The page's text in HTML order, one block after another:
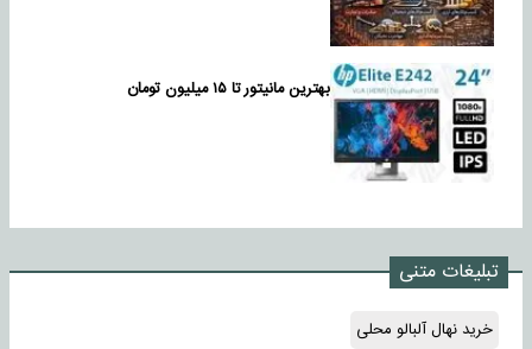
بهترین مانیتور تا ۱۵ میلیون تومان
تبلیغات متنی
خرید نهال آلبالو محلی